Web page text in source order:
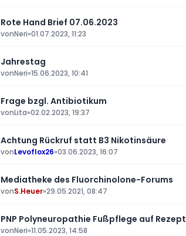
Rote Hand Brief 07.06.2023
vonNeri»01.07.2023, 11:23
Jahrestag
vonNeri»15.06.2023, 10:41
Frage bzgl. Antibiotikum
vonLita»02.02.2023, 19:37
Achtung Rückruf statt B3 Nikotinsäure
vonLevoflox26»03.06.2023, 16:07
Mediatheke des Fluorchinolone-Forums
vonS.Heuer»29.05.2021, 08:47
PNP Polyneuropathie Fußpflege auf Rezept
vonNeri»11.05.2023, 14:58